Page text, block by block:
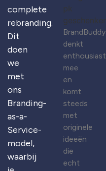
complete
rebranding.
Dit
doen
we
met
ons
Branding-
as-a-
Service-
model,
waarbij
BrandBuddy
denkt
enthousiast
mee
en
komt
steeds
met
originele
ideeën
die
echt